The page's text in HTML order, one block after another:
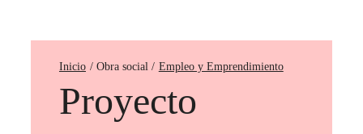
Inicio Empleo y Emprendimiento
Proyecto